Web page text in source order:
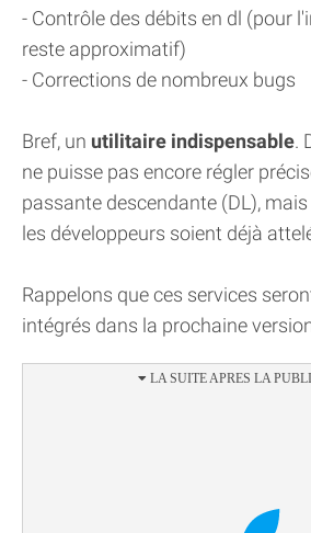
- Contrôle des débits en dl (pour
reste approximatif)
- Corrections de nombreux bugs
Bref, un utilitaire indispensable.
ne puisse pas encore régler
passante descendante (DL),
les développeurs soient déjà
Rappelons que ces services
intégrés dans la prochaine